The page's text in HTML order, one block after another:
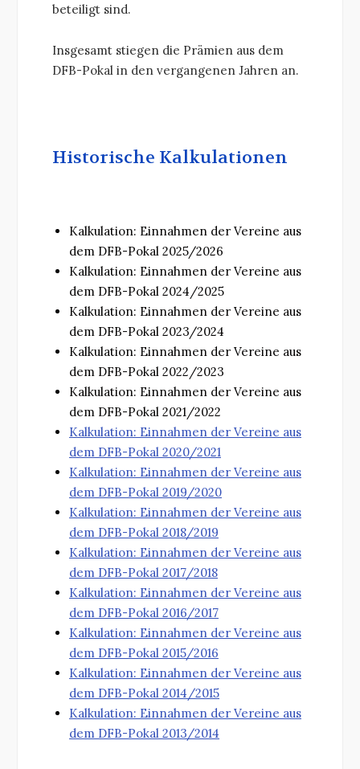
beteiligt sind.
Insgesamt stiegen die Prämien aus dem
DFB-Pokal in den vergangenen Jahren an.
Historische Kalkulationen
Kalkulation: Einnahmen der Vereine aus
dem DFB-Pokal 2025/2026
Kalkulation: Einnahmen der Vereine aus
dem DFB-Pokal 2024/2025
Kalkulation: Einnahmen der Vereine aus
dem DFB-Pokal 2023/2024
Kalkulation: Einnahmen der Vereine aus
dem DFB-Pokal 2022/2023
Kalkulation: Einnahmen der Vereine aus
dem DFB-Pokal 2021/2022
Kalkulation: Einnahmen der Vereine aus
dem DFB-Pokal 2020/2021
Kalkulation: Einnahmen der Vereine aus
dem DFB-Pokal 2019/2020
Kalkulation: Einnahmen der Vereine aus
dem DFB-Pokal 2018/2019
Kalkulation: Einnahmen der Vereine aus
dem DFB-Pokal 2017/2018
Kalkulation: Einnahmen der Vereine aus
dem DFB-Pokal 2016/2017
Kalkulation: Einnahmen der Vereine aus
dem DFB-Pokal 2015/2016
Kalkulation: Einnahmen der Vereine aus
dem DFB-Pokal 2014/2015
Kalkulation: Einnahmen der Vereine aus
dem DFB-Pokal 2013/2014